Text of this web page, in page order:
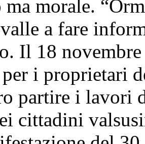
morale.
a fare
Il 18
i proprietari
partire i lavori
cittadini